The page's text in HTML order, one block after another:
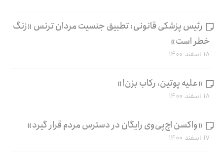
رئیس پزشکی قانونی: تطبیق جنسیت مردان ترنس «زنگ
خطر است»
۱۸ اسفند ۱۴۰۰
«علیه پوتین، رکاب بزن!»
۱۸ اسفند ۱۴۰۰
«واکسن اچ‌پی‌وی رایگان در دسترس مردم قرار گیرد»
۱۷ اسفند ۱۴۰۰